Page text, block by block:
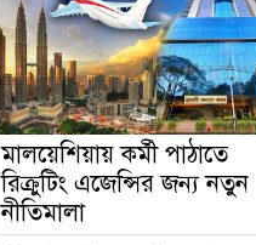
মালয়েশিয়ায় কর্মী পাঠাতে
রিক্রুটিং এজেন্সির জন্য নতুন
নীতিমালা